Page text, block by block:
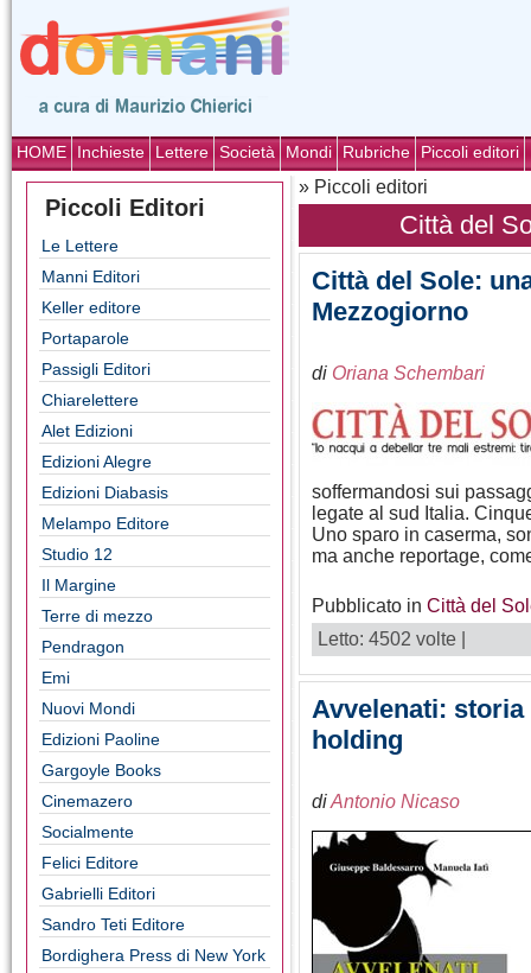
HOME Inchieste Lettere Società Mondi Rubriche Piccoli editori
Piccoli Editori
Le Lettere
Manni Editori
Keller editore
Portaparole
Passigli Editori
Chiarelettere
Alet Edizioni
Edizioni Alegre
Edizioni Diabasis
Melampo Editore
Studio 12
Il Margine
Terre di mezzo
Pendragon
Emi
Nuovi Mondi
Edizioni Paoline
Gargoyle Books
Cinemazero
Socialmente
Felici Editore
Gabrielli Editori
Sandro Teti Editore
Bordighera Press di New York
» Piccoli editori
Città del
Città del Sole:
Mezzogiorno
di Oriana Schembari
soffermandosi sui
legate al sud Italia.
Uno sparo in caserma,
ma anche reportage,
Pubblicato in Città del
Letto: 4502 volte |
Avvelenati: storia
holding
diAntonio Nicaso